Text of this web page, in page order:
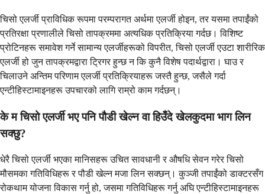
चिसो एलर्जी प्राविधिक रूपमा परम्परागत अर्थमा एलर्जी होइन, तर यसमा तपाईंको
प्रतिरक्षा प्रणालीले चिसो तापक्रममा अत्यधिक प्रतिक्रिया गर्दछ। विशिष्ट
प्रोटिनहरू समावेश गर्ने सामान्य एलर्जीहरूको विपरीत, चिसो एलर्जी एउटा शारीरिक
एलर्जी हो जुन तापक्रमद्वारा ट्रिगर हुन्छ न कि कुनै विशेष पदार्थद्वारा। घाउ र
चिलाउने अन्तिम परिणाम एलर्जी प्रतिक्रियाहरू जस्तै हुन्छ, जसैले गर्दा
एन्टीहिस्टामाइनहरू उपचारको लागि राम्रो काम गर्दछन्।
के म चिसो एलर्जी भए पनि पौडी खेल्न वा हिउँदे खेलकुदमा भाग लिन
सक्छु?
धेरै चिसो एलर्जी भएका मानिसहरू उचित सावधानी र औषधि सेवन गरेर चिसो
मौसमका गतिविधिहरू र पौडी खेल्न मजा लिन सक्छन्। कुञ्जी तपाईंको डाक्टरसँग
रोकथाम योजना विकास गर्नु हो, जसमा गतिविधिहरू गर्नु अघि एन्टीहिस्टामाइनहरू